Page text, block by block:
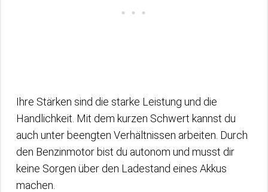
Ihre Stärken sind die starke Leistung und die
Handlichkeit. Mit dem kurzen Schwert kannst du
auch unter beengten Verhältnissen arbeiten. Durch
den Benzinmotor bist du autonom und musst dir
keine Sorgen über den Ladestand eines Akkus
machen.